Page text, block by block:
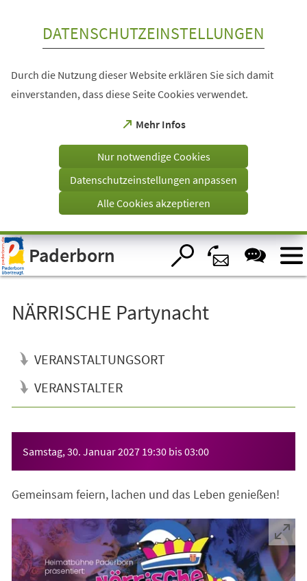
Visuelle
Assistenzsoftware
öffnen.
DATENSCHUTZEINSTELLUNGEN
Durch die Nutzung dieser Website erklären Sie sich damit
einverstanden, dass diese Seite Cookies verwendet.
Mehr Infos
(Öffnet
einem
Tab)
Nur notwendige Cookies
Datenschutzeinstellungen anpassen
Alle Cookies akzeptieren
Paderborn
NÄRRISCHE Partynacht
VERANSTALTUNGSORT
VERANSTALTER
Samstag, 30. Januar 2027 19:30 bis03:00
Gemeinsam feiern, lachen und das Leben genießen!